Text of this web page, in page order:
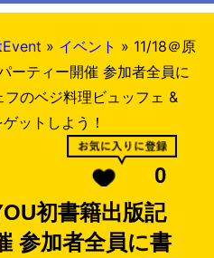
» イベント » 11/18＠原
ーティー開催 参加者全員に
のベジ料理ビュッフェ &
ットしよう！
0
初書籍出版記
参加者全員に書